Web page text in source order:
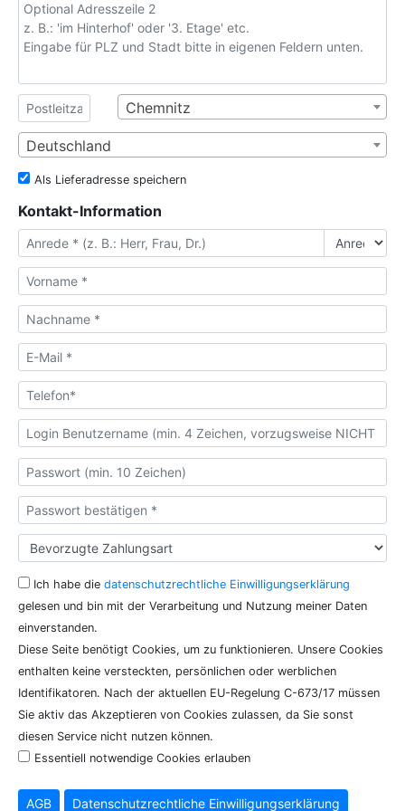
Chemnitz
Deutschland
Als Lieferadresse speichern
Kontakt-Information
Ich habe die datenschutzrechtliche Einwilligungserklärung
gelesen und bin mit der Verarbeitung und Nutzung meiner Daten
einverstanden.
Diese Seite benötigt Cookies, um zu funktionieren. Unsere Cookies
enthalten keine versteckten, persönlichen oder werblichen
Identifikatoren. Nach der aktuellen EU-Regelung C-673/17 müssen
Sie aktiv das Akzeptieren von Cookies zulassen, da Sie sonst
diesen Service nicht nutzen können.
Essentiell notwendige Cookies erlauben
AGB Datenschutzrechtliche Einwilligungserklärung